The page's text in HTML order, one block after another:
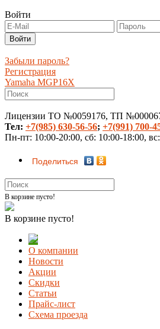
Войти
Забыли пароль?
Регистрация
Yamaha MGP16X
Лицензии ТО №0059176, ТП
Тел: +7(985) 630-56-56; +7(991) 700-
Пн-пт: 10:00-20:00, сб: 10:00-18:00,
Поделиться
В корзине пусто!
В корзине пусто!
О компании
Новости
Акции
Скидки
Статьи
Прайс-лист
Схема проезда